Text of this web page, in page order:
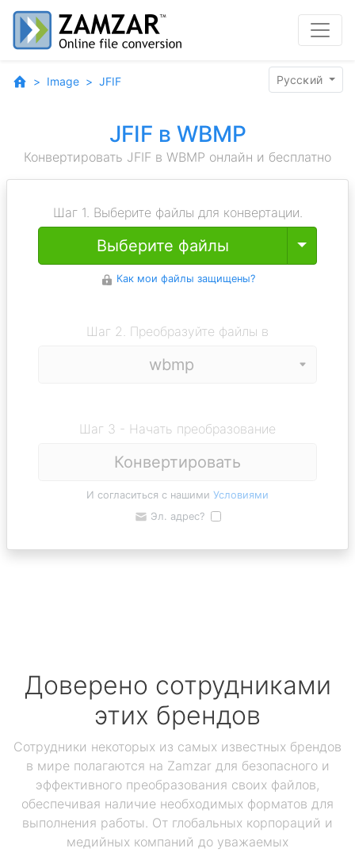
Image JFIF Pyccĸий
JFIF в WBMP
Конвертировать JFIF в WBMP онлайн и бесплатно
Шаг 1. Выберите файлы для конвертации.
Выберите файлы Toggle
Как мои файлы защищены?
Шаг 2. Преобразуйте файлы в
Шаг 3 - Начать преобразование
Конвертировать
И согласиться с нашими Условиями
Эл. адрес?
Доверено сотрудниками
этих брендов
Сотрудники некоторых из самых известных брендов
в мире полагаются на Zamzar для безопасного и
эффективного преобразования своих файлов,
обеспечивая наличие необходимых форматов для
выполнения работы. От глобальных корпораций и
медийных компаний до уважаемых